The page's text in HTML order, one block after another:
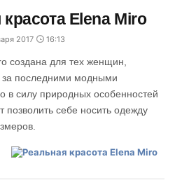
Elena Miro
2017 16:13
создана для тех женщин,
за последними модными
в силу природных особенностей
позволить себе носить одежду